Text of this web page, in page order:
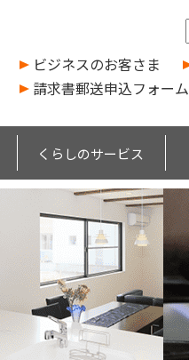
ビジネスのお客さま
請求書郵送申込フォーム
くらしのサービス